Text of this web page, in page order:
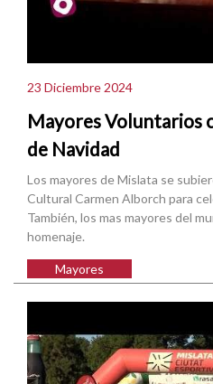
23 Diciembre 2024
Mayores Voluntarios
de Navidad
Los mayores de Mislata se
Cultural Carmen Alborch para
También, los mas mayores del
homenaje.
Mayores